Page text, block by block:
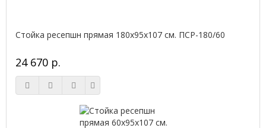
Стойка ресепшн прямая 180х95х107 см. ПСР-180/60
24 670 р.